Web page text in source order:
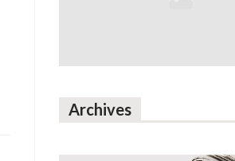
Archives